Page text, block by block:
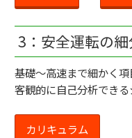
3：安全運転の
基礎～高速まで細かく
客観的に自己分析できる
カリキュラム